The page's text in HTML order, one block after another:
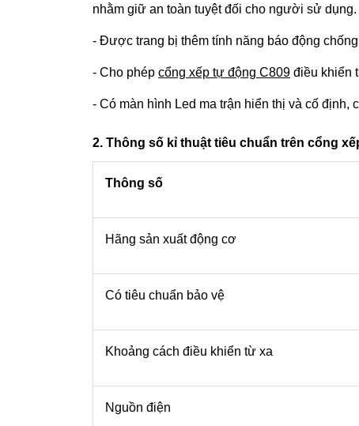
nhằm giữ an toàn tuyệt đối cho người sử dụng.
- Được trang bị thêm tính năng báo động
- Cho phép cổng xếp tự động C809 điều khiển
- Có màn hình Led ma trận hiển thị và cố
2. Thông số kỉ thuật tiêu chuẩn trên cổng
Thông số
Hãng sản xuất động cơ
Có tiêu chuẩn bảo vệ
Khoảng cách điều khiển từ xa
Nguồn điện